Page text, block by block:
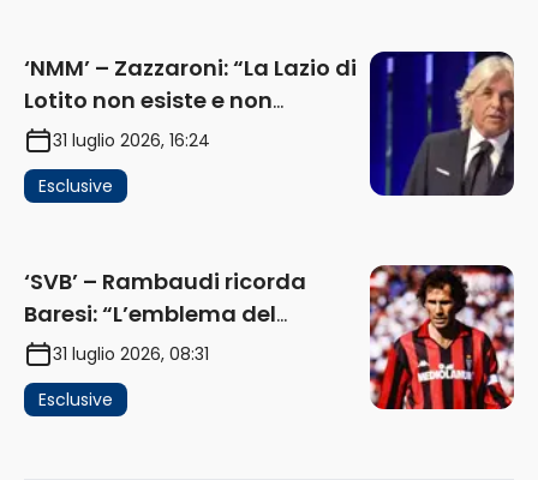
‘NMM’ – Zazzaroni: “La Lazio di
Lotito non esiste e non
funziona più. E’ ora di lasciare,
ma lui non ascolta. Pignataro?
Ho verificato…” (AUDIO)
31 luglio 2026, 16:24
Esclusive
‘SVB’ – Rambaudi ricorda
Baresi: “L’emblema del
difensore moderno completo.
Lui è il Milan” (AUDIO)
31 luglio 2026, 08:31
Esclusive